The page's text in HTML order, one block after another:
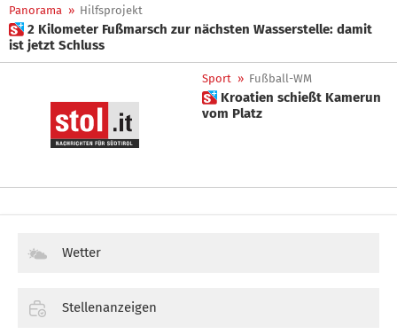
Panorama » Hilfsprojekt
 2 Kilometer Fußmarsch zur nächsten Wasserstelle: damit
ist jetzt Schluss
Sport » Fußball-WM
 Kroatien schießt Kamerun
vom Platz
Wetter
Stellenanzeigen